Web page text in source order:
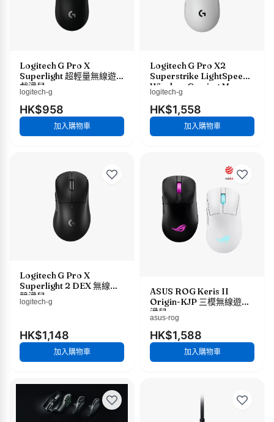
Logitech G Pro X
Superlight 超輕量無線遊
戲滑鼠
logitech-g
HK$958
加入購物車
Logitech G Pro X2
Superstrike LightSpeed
Wireless Gaming Mouse
無線類比遊戲滑鼠
logitech-g
HK$1,558
加入購物車
Logitech G Pro X
Superlight 2 DEX 無線電
競滑鼠
logitech-g
HK$1,148
加入購物車
ASUS ROG Keris II
Origin-KJP 三模無線遊戲
滑鼠
asus-rog
HK$1,588
加入購物車